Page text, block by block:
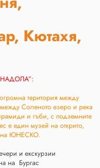
Кютахя,
територия между
Соленото езеро и река
и гъби, с подземните
е един музей на открито,
на ЮНЕСКО.
и екскурзии
на Бургас